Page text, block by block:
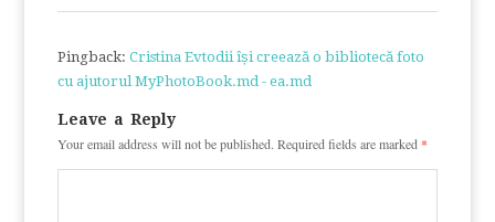
Pingback:Cristina Evtodii își creează o bibliotecă foto
cu ajutorul MyPhotoBook.md - ea.md
Leave a Reply
Your email address will not be published. Required fields are marked *